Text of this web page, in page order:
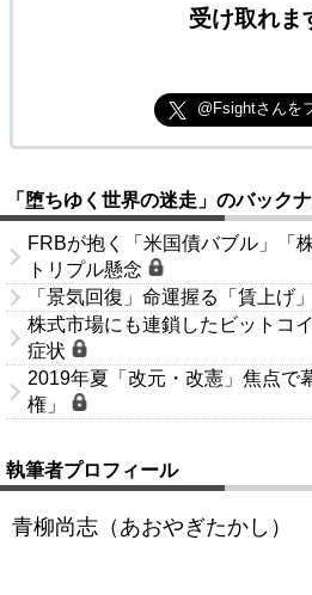
受け取れま
@Fsightさんを
「堕ちゆく世界の迷走」のバック
FRBが抱く「米国債バブル」「
トリプル懸念
「景気回復」命運握る「賃上げ
株式市場にも連鎖したビットコ
症状
2019年夏「改元・改憲」焦点で
権」
執筆者プロフィール
青柳尚志（あおやぎたかし）